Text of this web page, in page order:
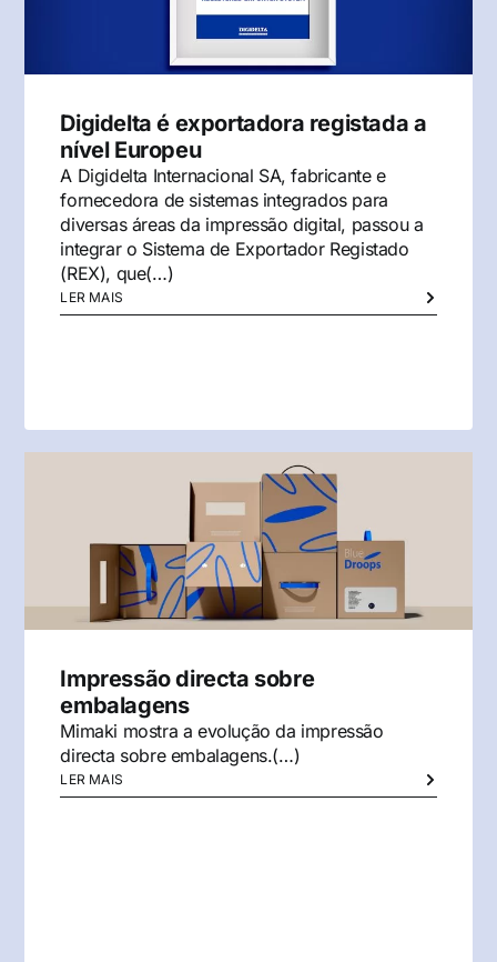
Digidelta é exportadora registada a
nível Europeu
A Digidelta Internacional SA, fabricante e
fornecedora de sistemas integrados para
diversas áreas da impressão digital, passou a
integrar o Sistema de Exportador Registado
(REX), que(…)
LER MAIS
Impressão directa sobre
embalagens
Mimaki mostra a evolução da impressão
directa sobre embalagens.(…)
LER MAIS